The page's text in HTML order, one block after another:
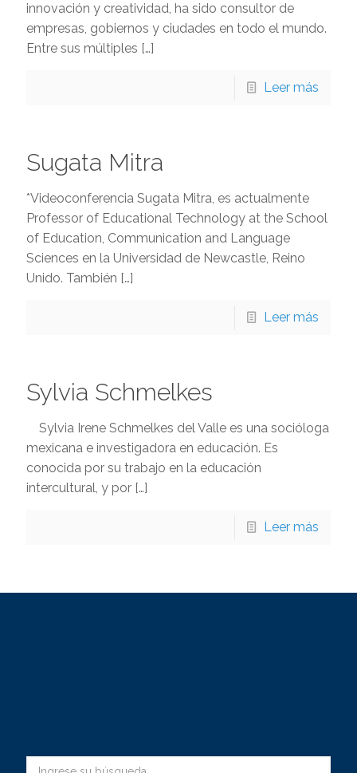
innovación y creatividad, ha sido consultor de
empresas, gobiernos y ciudades en todo el mundo.
Entre sus múltiples […]
Leer más
Sugata Mitra
*Videoconferencia Sugata Mitra, es actualmente
Professor of Educational Technology at the School
of Education, Communication and Language
Sciences en la Universidad de Newcastle, Reino
Unido. También […]
Leer más
Sylvia Schmelkes
Sylvia Irene Schmelkes del Valle es una socióloga
mexicana e investigadora en educación. Es
conocida por su trabajo en la educación
intercultural, y por […]
Leer más